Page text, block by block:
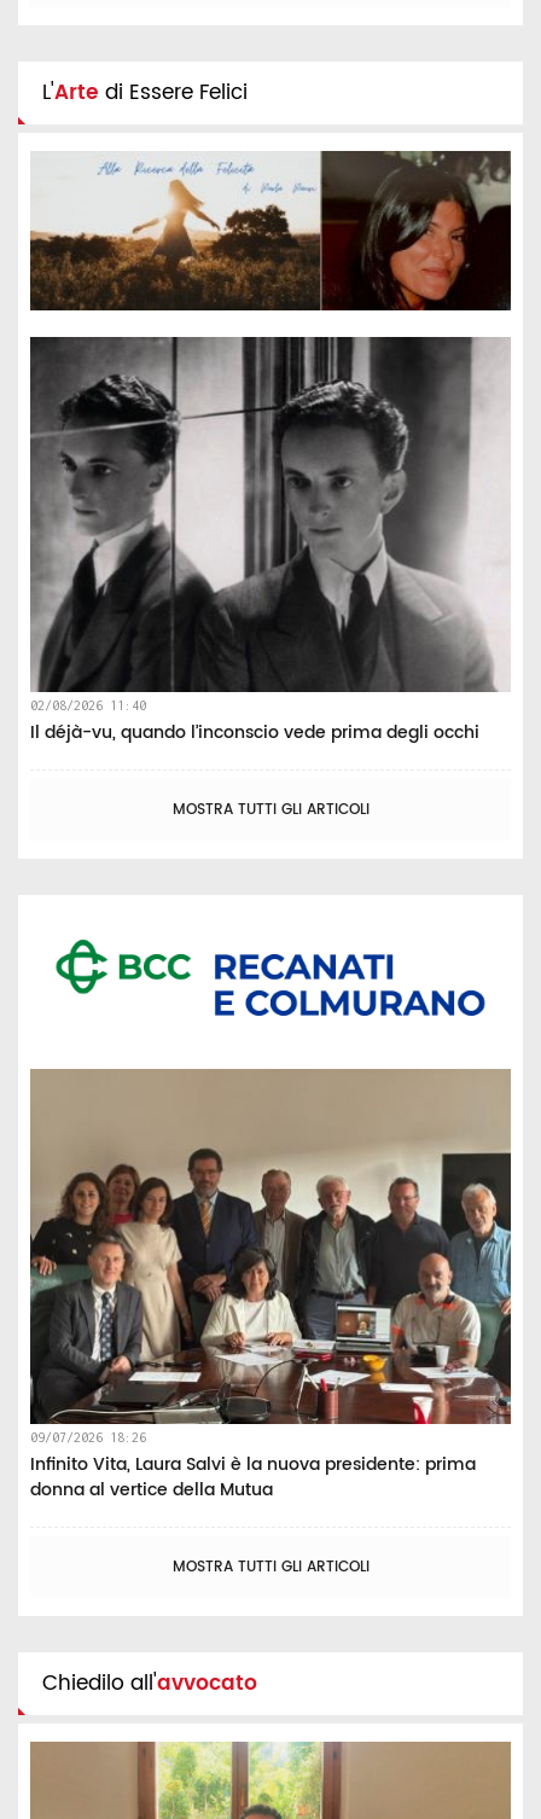
L'Arte di Essere Felici
02/08/2026 11:40
Il déjà-vu, quando l’inconscio vede prima degli occhi
MOSTRA TUTTI GLI ARTICOLI
09/07/2026 18:26
Infinito Vita, Laura Salvi è la nuova presidente: prima
donna al vertice della Mutua
MOSTRA TUTTI GLI ARTICOLI
Chiedilo all'avvocato